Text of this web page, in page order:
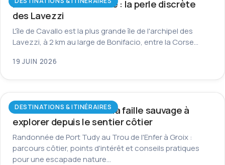
L’île de Cavallo en Corse : la perle discrète
des Lavezzi
L'île de Cavallo est la plus grande île de l'archipel des
Lavezzi, à 2 km au large de Bonifacio, entre la Corse…
19 JUIN 2026
DESTINATIONS & ITINÉRAIRES
Trou de l’Enfer à Groix : la faille sauvage à
explorer depuis le sentier côtier
Randonnée de Port Tudy au Trou de l'Enfer à Groix :
parcours côtier, points d'intérêt et conseils pratiques
pour une escapade nature…